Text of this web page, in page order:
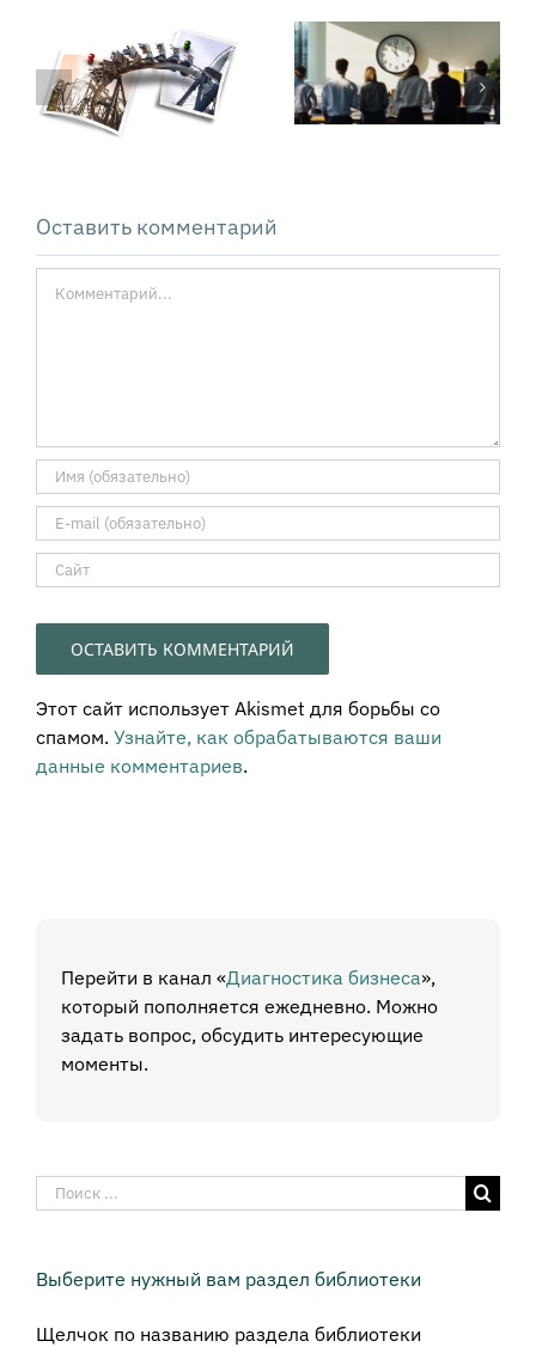
Сколько стоят
операционные
потери
Техника PSDM:
как решать
сложные
Оставить комментарий
Комментарий
Этот сайт использует Akismet для борьбы со
спамом. Узнайте, как обрабатываются ваши
данные комментариев.
Перейти в канал «Диагностика бизнеса»,
который пополняется ежедневно. Можно
задать вопрос, обсудить интересующие
моменты.
Результат
поиска:
Выберите нужный вам раздел библиотеки
Щелчок по названию раздела библиотеки